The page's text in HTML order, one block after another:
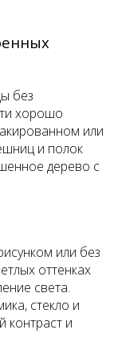
без
хорошо
или
и полок
дерево с
или без
оттенках
света.
стекло и
контраст и